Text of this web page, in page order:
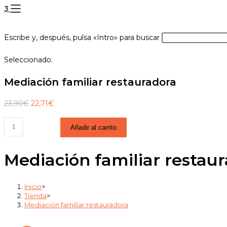
3
Escribe y, después, pulsa «Intro» para buscar
Seleccionado:
Mediación familiar restauradora
23,90€ 22,71€
Añadir al carrito
Mediación familiar
Inicio>
Tienda>
Mediación familiar restauradora